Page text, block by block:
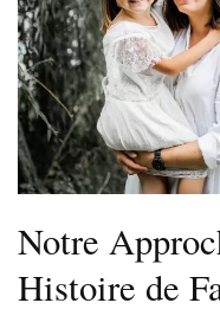
Notre
Histoire de